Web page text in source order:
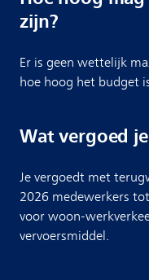
zijn?
Er is geen wettelijk
hoe hoog het budget
Wat vergoed
Je vergoedt met
2026 medewerkers
voor woon-
vervoersmiddel.